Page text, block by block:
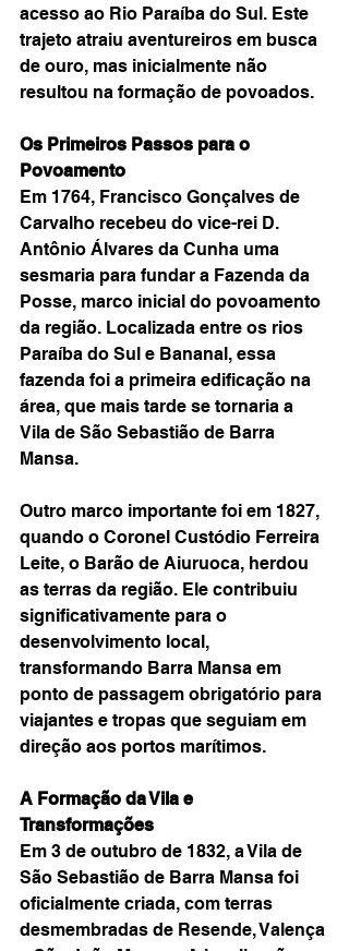
acesso ao Rio Paraíba do Sul. Este
trajeto atraiu aventureiros em busca
de ouro, mas inicialmente não
resultou na formação de povoados.
Os Primeiros Passos para o
Povoamento
Em 1764, Francisco Gonçalves de
Carvalho recebeu do vice-rei D.
Antônio Álvares da Cunha uma
sesmaria para fundar a Fazenda da
Posse, marco inicial do povoamento
da região. Localizada entre os rios
Paraíba do Sul e Bananal, essa
fazenda foi a primeira edificação na
área, que mais tarde se tornaria a
Vila de São Sebastião de Barra
Mansa.
Outro marco importante foi em 1827,
quando o Coronel Custódio Ferreira
Leite, o Barão de Aiuruoca, herdou
as terras da região. Ele contribuiu
significativamente para o
desenvolvimento local,
transformando Barra Mansa em
ponto de passagem obrigatório para
viajantes e tropas que seguiam em
direção aos portos marítimos.
A Formação da Vila e
Transformações
Em 3 de outubro de 1832, a Vila de
São Sebastião de Barra Mansa foi
oficialmente criada, com terras
desmembradas de Resende, Valença